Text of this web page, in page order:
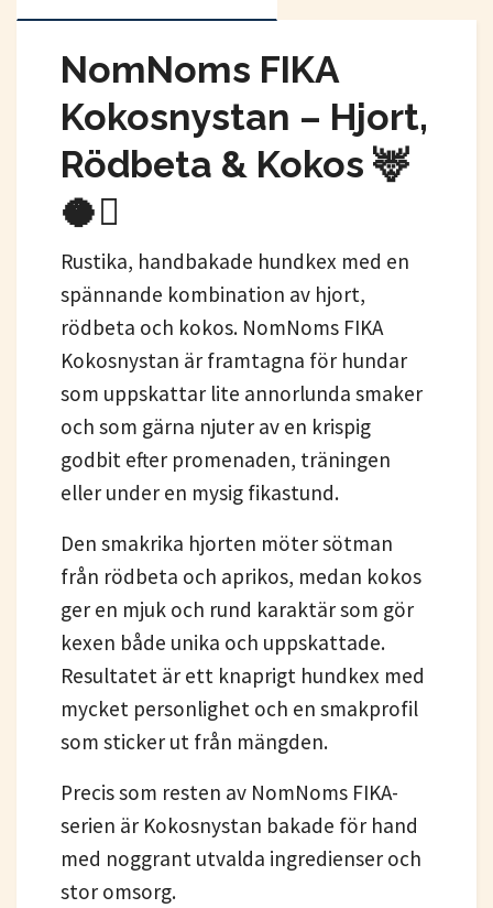
NomNoms FIKA
Kokosnystan – Hjort,
Rödbeta & Kokos 🦌
🥥🫜
Rustika, handbakade hundkex med en
spännande kombination av hjort,
rödbeta och kokos. NomNoms FIKA
Kokosnystan är framtagna för hundar
som uppskattar lite annorlunda smaker
och som gärna njuter av en krispig
godbit efter promenaden, träningen
eller under en mysig fikastund.
Den smakrika hjorten möter sötman
från rödbeta och aprikos, medan kokos
ger en mjuk och rund karaktär som gör
kexen både unika och uppskattade.
Resultatet är ett knaprigt hundkex med
mycket personlighet och en smakprofil
som sticker ut från mängden.
Precis som resten av NomNoms FIKA-
serien är Kokosnystan bakade för hand
med noggrant utvalda ingredienser och
stor omsorg.